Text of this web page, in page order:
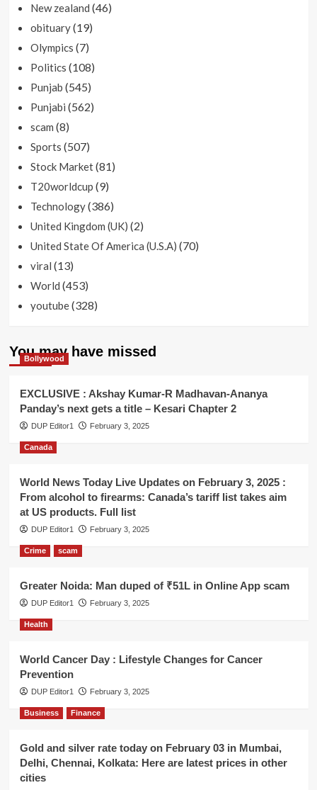
New zealand (46)
obituary(19)
Olympics (7)
Politics (108)
Punjab (545)
Punjabi (562)
scam (8)
Sports (507)
Stock Market(81)
T20worldcup (9)
Technology(386)
United Kingdom (UK) (2)
United State Of America (U.S.A) (70)
viral (13)
World (453)
youtube(328)
You may have missed
Bollywood
EXCLUSIVE : Akshay Kumar-R Madhavan-Ananya
Panday’s next gets a title – Kesari Chapter 2
DUP Editor1 February 3, 2025
Canada
World News Today Live Updates on February 3, 2025 :
From alcohol to firearms: Canada’s tariff list takes aim
at US products. Full list
DUP Editor1 February 3, 2025
Crime scam
Greater Noida: Man duped of ₹51L in Online App scam
DUP Editor1 February 3, 2025
Health
World Cancer Day : Lifestyle Changes for Cancer
Prevention
DUP Editor1 February 3, 2025
Business Finance
Gold and silver rate today on February 03 in Mumbai,
Delhi, Chennai, Kolkata: Here are latest prices in other
cities